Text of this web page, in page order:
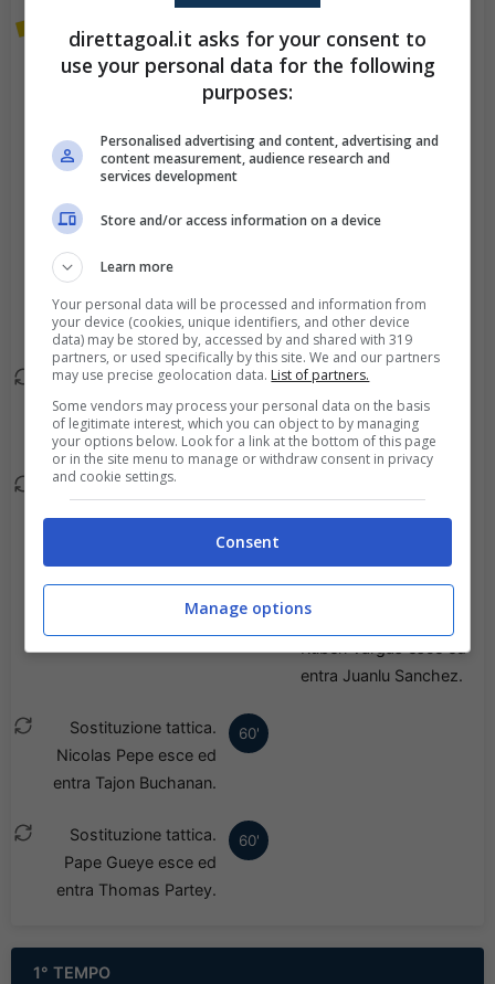
81'
Ayoze Perez commette
un brutto fallo su un
avversario e l'arbitro lo
72'
Goal - Akor Adams
sinistro!
Neal Maupay esce ed
entra Alexis Sanchez.
70'
Sostituzione tattica.
Daniel Parejo esce ed
entra Santi Comesana.
Sostituzione tattica.
esce ed entra Ayoze
Perez.
Sostituzione tattica.
Ruben Vargas esce ed
entra Juanlu Sanchez.
60'
Sostituzione tattica.
Nicolas Pepe esce ed
entra Tajon Buchanan.
60'
Sostituzione tattica.
Pape Gueye esce ed
entra Thomas Partey.
1° TEMPO
direttagoal.it asks for your consent to
use your personal data for the following
purposes:
Personalised advertising and content, advertising and
content measurement, audience research and
services development
Store and/or access information on a device
Learn more
Your personal data will be processed and information from
your device (cookies, unique identifiers, and other device
data) may be stored by, accessed by and shared with 319
partners, or used specifically by this site. We and our partners
may use precise geolocation data. List of partners.
Some vendors may process your personal data on the basis
of legitimate interest, which you can object to by managing
your options below. Look for a link at the bottom of this page
or in the site menu to manage or withdraw consent in privacy
and cookie settings.
Consent
Manage options